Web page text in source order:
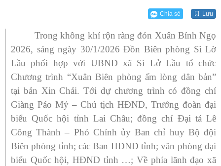
Chia sẻ Lưu
Trong không khí rộn ràng đón Xuân Bính Ngọ
2026, sáng ngày 30/1/2026 Đồn Biên phòng Sì Lờ
Lầu phối hợp với UBND xã Sì Lở Lầu tổ chức
Chương trình “Xuân Biên phòng ấm lòng dân bản”
tại bản Xin Chải. Tới dự chương trình có đồng chí
Giàng Páo Mỷ – Chủ tịch HĐND, Trưởng đoàn đại
biểu Quốc hội tỉnh Lai Châu; đồng chí Đại tá Lê
Công Thành – Phó Chính ủy Ban chỉ huy Bộ đội
Biên phòng tỉnh; các Ban HĐND tỉnh; văn phòng đại
biểu Quốc hội, HĐND tỉnh …;Về phía lãnh đạo xã